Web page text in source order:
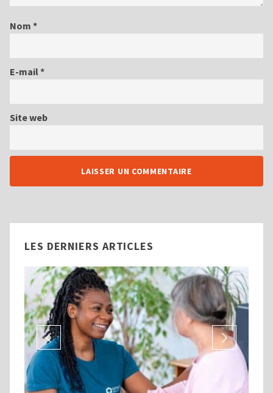
Nom *
E-mail*
Site web
LES DERNIERS ARTICLES